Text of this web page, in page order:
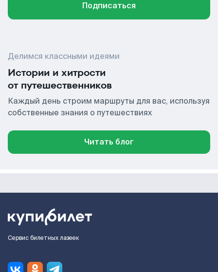
Подписаться
Делимся классными идеями
Истории и хитрости
от путешественников
Каждый день строим маршруты для вас, используя
собственные знания о путешествиях
Читать блог
Сервис билетных лазеек